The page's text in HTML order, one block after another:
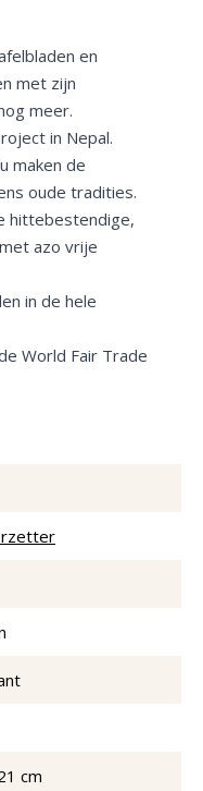
en
met zijn
meer.
in Nepal.
maken de
oude tradities.
hittebestendige,
azo vrije
in de hele
World Fair Trade
cm